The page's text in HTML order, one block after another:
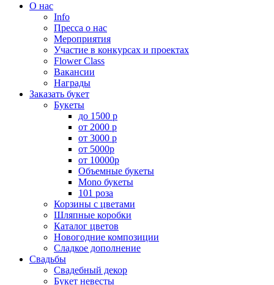
О нас
Info
Пресса о нас
Мероприятия
Участие в конкурсах и проектах
Flower Class
Вакансии
Награды
Заказать букет
Букеты
до 1500 р
от 2000 р
от 3000 р
от 5000р
от 10000р
Объемные букеты
Mono букеты
101 роза
Корзины с цветами
Шляпные коробки
Каталог цветов
Новогодние композиции
Сладкое дополнение
Свадьбы
Свадебный декор
Букет невесты